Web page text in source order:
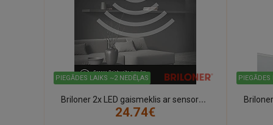
PIEGĀDES LAIKS ~2 NEDĒĻAS
B
riloner 2x LED gaismeklis ar sensoru 60°, 3xAAA, 35lm, 2275-024
24.74€
PIEGĀDES